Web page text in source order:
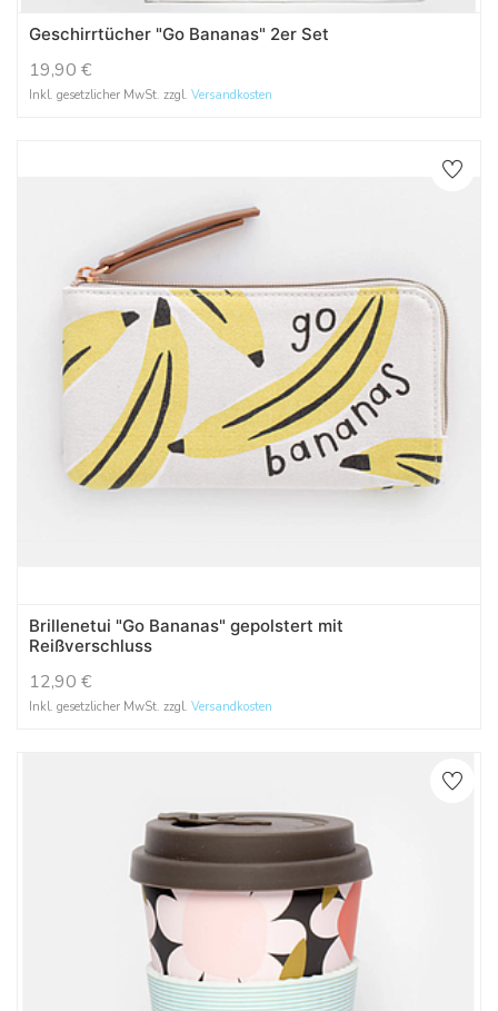
Geschirrtücher "Go Bananas" 2er Set
19,90 €
Inkl. gesetzlicher MwSt. zzgl. Versandkosten
Brillenetui "Go Bananas" gepolstert mit
Reißverschluss
12,90 €
Inkl. gesetzlicher MwSt. zzgl. Versandkosten